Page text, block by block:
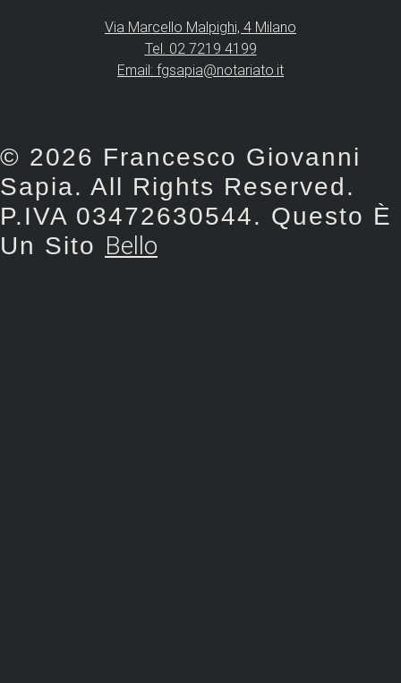
Via Marcello Malpighi, 4 Milano
Tel. 02 7219 4199
Email: fgsapia@notariato.it
© 2026 Francesco Giovanni
Sapia. All Rights Reserved.
P.IVA 03472630544. Questo È
Un Sito Bello